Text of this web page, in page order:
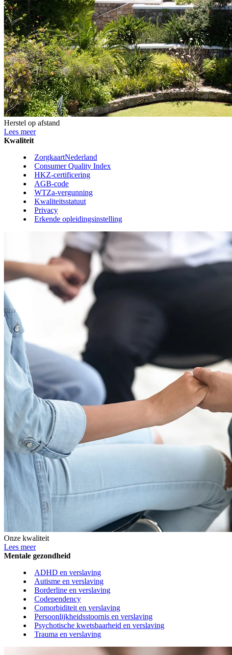
Herstel op afstand
Lees meer
Kwaliteit
ZorgkaartNederland
Consumer Quality Index
HKZ-certificering
AGB-code
WTZa-vergunning
Kwaliteitsstatuut
Privacy
Erkende opleidingsinstelling
Onze kwaliteit
Lees meer
Mentale gezondheid
ADHD en verslaving
Autisme en verslaving
Borderline en verslaving
Codependency
Comorbiditeit en verslaving
Persoonlijkheidsstoornis en verslaving
Psychotische kwetsbaarheid en verslaving
Trauma en verslaving